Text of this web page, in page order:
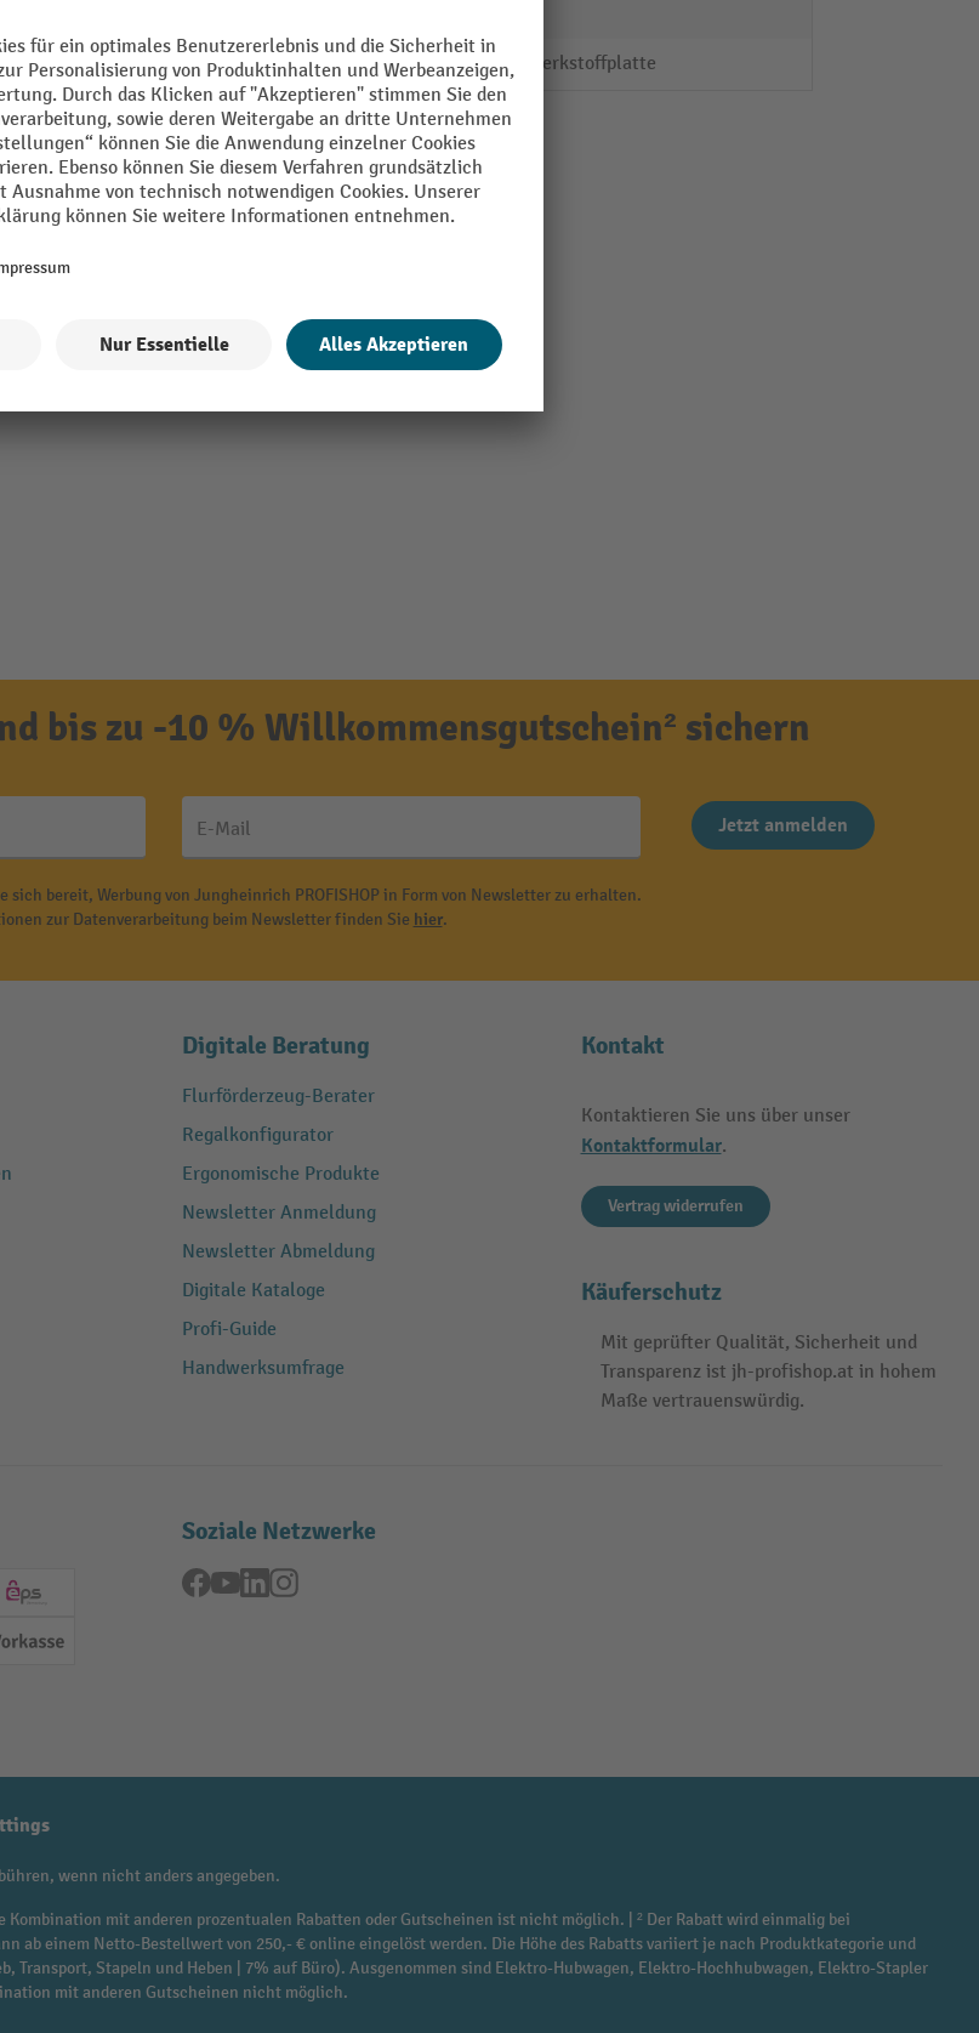
Material Holzwerkstoffplatte
Alle technische Details anzeigen
bis zu -10 % Willkommensgutschein² sichern
E-Mail Jetzt anmelden
bereit, Werbung von Jungheinrich PROFISHOP in Form von Newsletter zu erhalten.
zur Datenverarbeitung beim Newsletter finden Sie hier.
Digitale Beratung
Flurförderzeug-Berater
Regalkonfigurator
Ergonomische Produkte
Newsletter Anmeldung
Newsletter Abmeldung
Digitale Kataloge
Profi-Guide
Handwerksumfrage
Kontakt
Kontaktieren Sie uns über unser
Kontaktformular.
Vertrag widerrufen
Käuferschutz
Mit geprüfter Qualität, Sicherheit und
Transparenz ist jh-profishop.at in hohem
Maße vertrauenswürdig.
(Visa)
EPS
Vorkasse
Soziale Netzwerke
Facebook
YouTubeLinkedInInstagram
wenn nicht anders angegeben.
mit anderen prozentualen Rabatten oder Gutscheinen ist nicht möglich. | ² Der Rabatt wird einmalig bei
ab einem Netto-Bestellwert von 250,- € online eingelöst werden. Die Höhe des Rabatts variiert je nach Produktkategorie und
Transport, Stapeln und Heben | 7% auf Büro). Ausgenommen sind Elektro-Hubwagen, Elektro-Hochhubwagen, Elektro-Stapler
mit anderen Gutscheinen nicht möglich.